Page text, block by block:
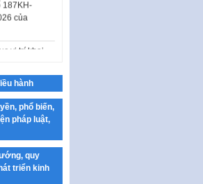
của
thi
nền tảng tư
toán kinh
luật, hoàn
cứu, ứng
hành
phổ biến,
pháp luật,
quy
triển kinh